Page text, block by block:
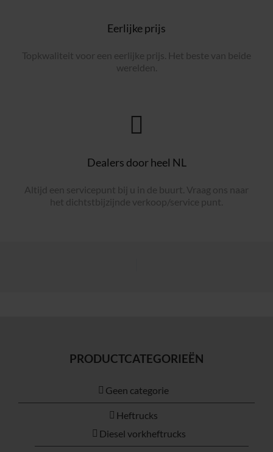
Eerlijke prijs
Topkwaliteit voor een eerlijke prijs. Het beste van beide
werelden.
Dealers door heel NL
Altijd een servicepunt bij u in de buurt. Vraag ons naar
het dichtstbijzijnde verkoop/service punt.
PRODUCTCATEGORIEËN
Geen categorie
Heftrucks
Diesel vorkheftrucks